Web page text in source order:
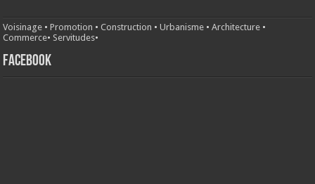
Voisinage •Promotion •Construction •Urbanisme •Architecture •
Commerce• Servitudes•
FACEBOOK